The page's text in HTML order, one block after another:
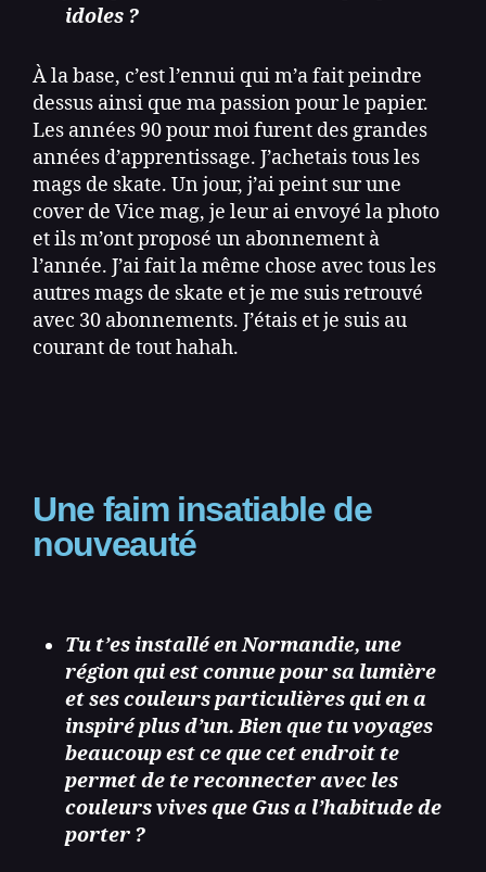
idoles ?
À la base, c’est l’ennui qui m’a fait peindre
dessus ainsi que ma passion pour le papier.
Les années 90 pour moi furent des grandes
années d’apprentissage. J’achetais tous les
mags de skate. Un jour, j’ai peint sur une
cover de Vice mag, je leur ai envoyé la photo
et ils m’ont proposé un abonnement à
l’année. J’ai fait la même chose avec tous les
autres mags de skate et je me suis retrouvé
avec 30 abonnements. J’étais et je suis au
courant de tout hahah.
Une faim insatiable de
nouveauté
Tu t’es installé en Normandie, une
région qui est connue pour sa lumière
et ses couleurs particulières qui en a
inspiré plus d’un. Bien que tu voyages
beaucoup est ce que cet endroit te
permet de te reconnecter avec les
couleurs vives que Gus a l’habitude de
porter ?